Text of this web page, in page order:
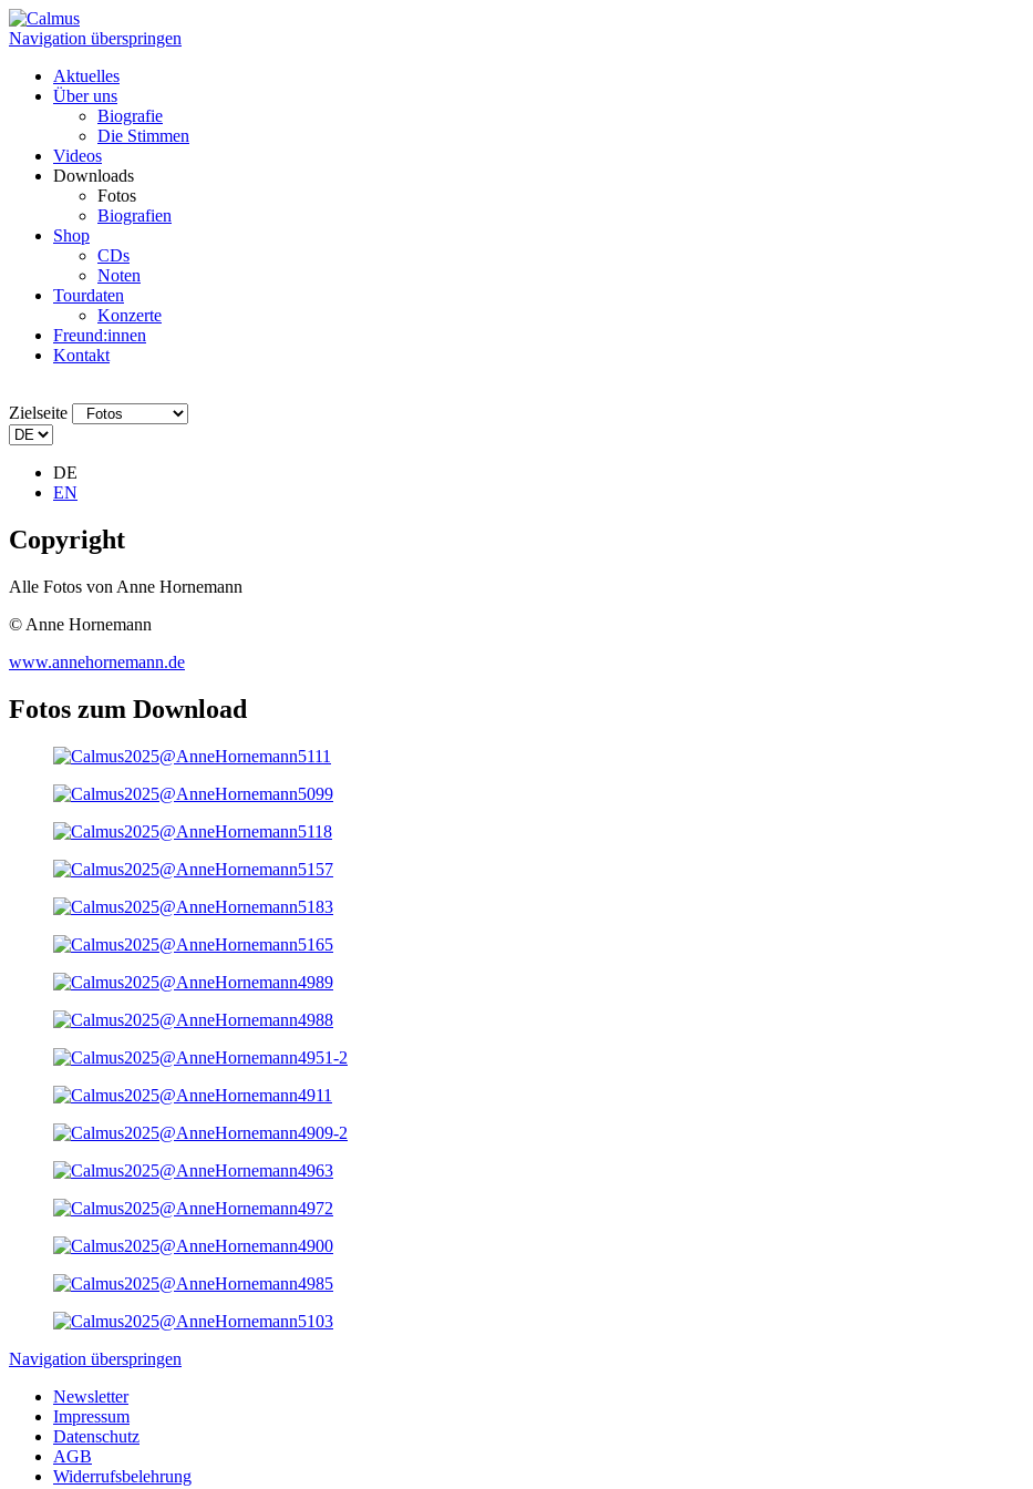
Navigation überspringen
Aktuelles
Über uns
Biografie
Die Stimmen
Videos
Downloads
Fotos
Biografien
Shop
CDs
Noten
Tourdaten
Konzerte
Freund:innen
Kontakt
Zielseite
DE
EN
Copyright
Alle Fotos von Anne Hornemann
© Anne Hornemann
www.annehornemann.de
Fotos zum Download
Navigation überspringen
Newsletter
Impressum
Datenschutz
AGB
Widerrufsbelehrung